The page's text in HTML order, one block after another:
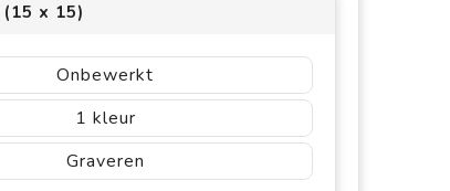
x 15)
Onbewerkt
1
Graveren